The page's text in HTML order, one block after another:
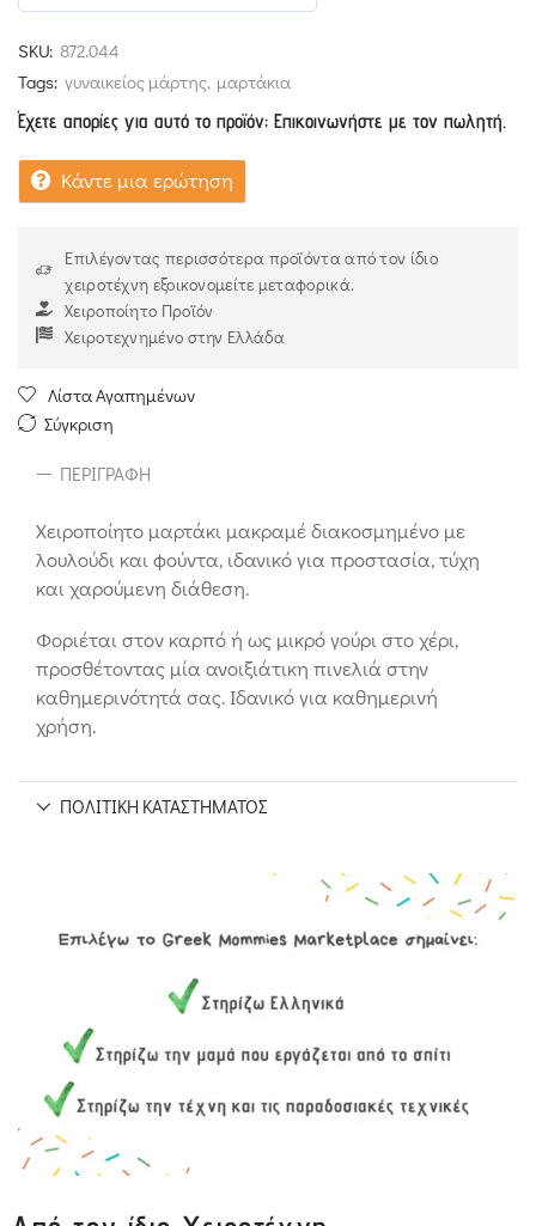
0
SKU: 872.044
Tags: γυναικείος μάρτης, μαρτάκια
Έχετε απορίες για αυτό το προϊόν; Επικοινωνήστε με τον πωλητή.
Κάντε μια ερώτηση
Επιλέγοντας περισσότερα προϊόντα από τον ίδιο
χειροτέχνη εξοικονομείτε μεταφορικά.
Χειροποίητο Προϊόν
Χειροτεχνημένο στην Ελλάδα
Λίστα Αγαπημένων
Σύγκριση
ΠΕΡΙΓΡΑΦΉ
Χειροποίητο μαρτάκι μακραμέ διακοσμημένο με
λουλούδι και φούντα, ιδανικό για προστασία, τύχη
και χαρούμενη διάθεση.
Φοριέται στον καρπό ή ως μικρό γούρι στο χέρι,
προσθέτοντας μία ανοιξιάτικη πινελιά στην
καθημερινότητά σας. Ιδανικό για καθημερινή
χρήση.
ΠΟΛΙΤΙΚΉ ΚΑΤΑΣΤΉΜΑΤΟΣ